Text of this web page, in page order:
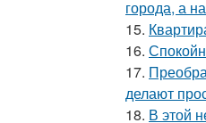
города, а
15.
16.
17.
делают
18. В этой